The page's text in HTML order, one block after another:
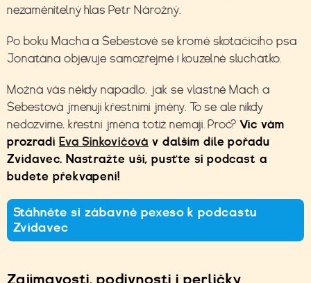
nezaměnitelný hlas Petr Nárožný.
Po boku Macha a Šebestové se kromě skotačícího psa
Jonatána objevuje samozřejmě i kouzelné sluchátko.
Možná vás někdy napadlo, jak se vlastně Mach a
Šebestová jmenují křestními jmény. To se ale nikdy
nedozvíme, křestní jména totiž nemají. Proč?Víc vám
prozradí Eva Sinkovičová v dalším díle pořadu
Zvídavec. Nastražte uši, pusťte si podcast a
budete překvapení!
Stáhněte si zábavné pexeso k podcastu
Zvídavec
Zajímavosti, podivnosti i perličky